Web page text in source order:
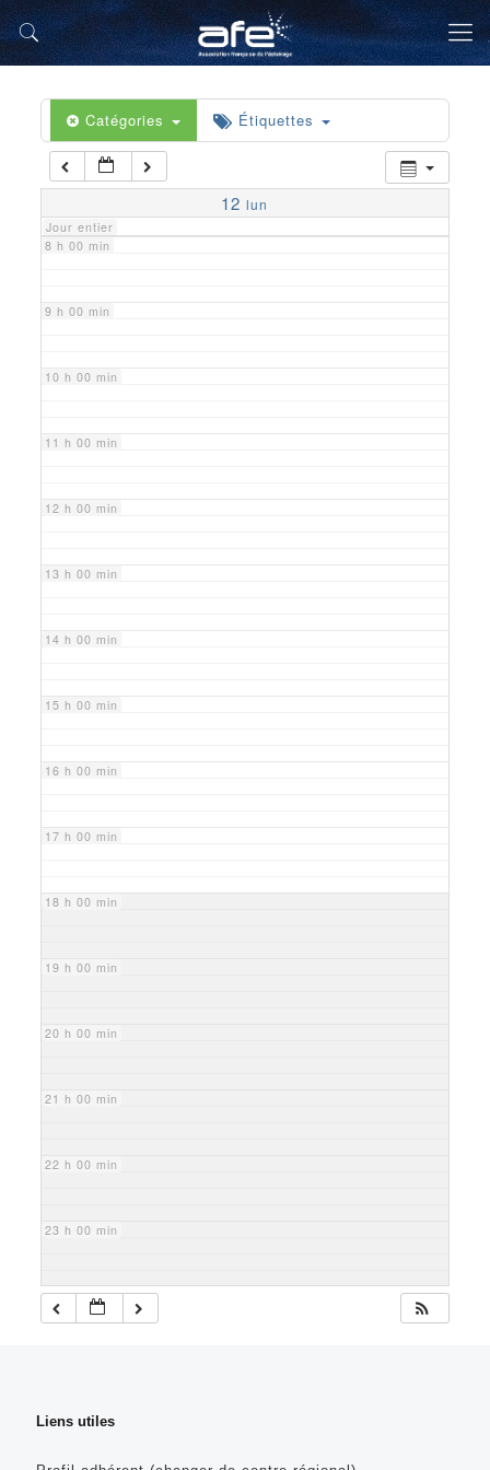
Catégories Étiquettes
12 lun
Jour entier
5 h 00 min
6 h 00 min
7 h 00 min
8 h 00 min
9 h 00 min
10 h 00 min
11 h 00 min
12 h 00 min
13 h 00 min
14 h 00 min
15 h 00 min
16 h 00 min
17 h 00 min
18 h 00 min
19 h 00 min
20 h 00 min
21 h 00 min
22 h 00 min
23 h 00 min
Liens utiles